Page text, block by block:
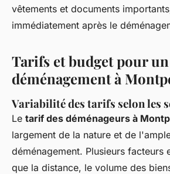
vêtements et documents
immédiatement après le
Tarifs et budget pour un
déménagement à
Variabilité des tarifs selon les
Le tarif des déménageurs à
largement de la nature et de
déménagement. Plusieurs facteurs
que la distance, le volume des